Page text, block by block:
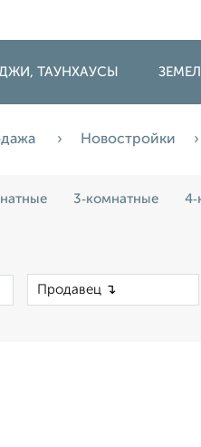
ТАУНХАУСЫ
Новостройки
3‑комнатные